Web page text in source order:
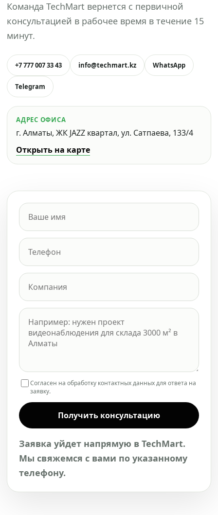
Команда TechMart вернется с первичной
консультацией в рабочее время в течение 15
минут.
+7 777 007 33 43 info@techmart.kz WhatsApp
Telegram
АДРЕС ОФИСА
г. Алматы, ЖК JAZZ квартал, ул. Сатпаева, 133/4
Открыть на карте
Согласен на обработку контактных данных для ответа на
заявку.
Получить консультацию
Заявка уйдет напрямую в TechMart.
Мы свяжемся с вами по указанному
телефону.